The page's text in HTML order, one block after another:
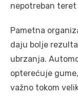
nepotreban teret
Pametna
daju bolje
ubrzanja.
opterećuje
važno tokom